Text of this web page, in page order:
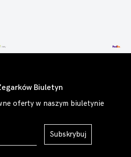
Biuletyn
oferty w naszym biuletynie
Subskrybuj